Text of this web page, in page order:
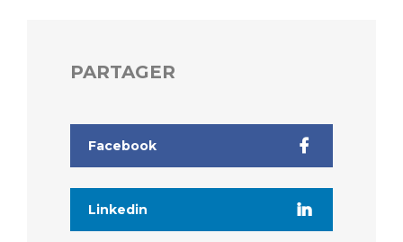
PARTAGER
Facebook
Linkedin